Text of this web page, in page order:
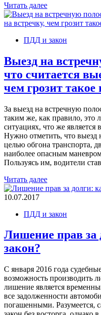
Читать далее
ПДД и закон
Выезд на
что считается
чем грозит
За выезд на встречную
таким же, как правило, это
ситуациях, что же является
Нужно отметить, что выезд
целью обгона транспорта,
наиболее опасным
Пользуясь им, водители
Читать далее
10.07.2017
ПДД и закон
Лишение прав за
закон?
С января 2016 года
возможность производить
лишение является
все задолженности
погашенными. Разумеется,